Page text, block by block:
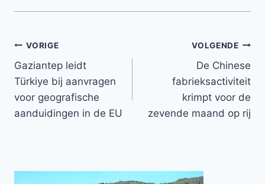
Bericht
navigatie
VORIGE
Gaziantep leidt
Türkiye bij aanvragen
voor geografische
aanduidingen in de EU
VOLGENDE
De Chinese
fabrieksactiviteit
krimpt voor de
zevende maand op rij